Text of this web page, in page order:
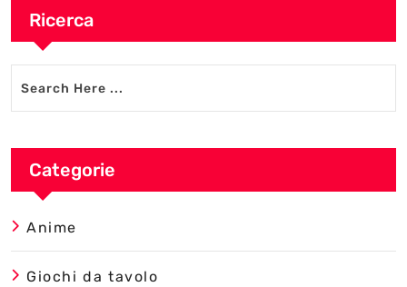
Ricerca
Categorie
Anime
Giochi da tavolo